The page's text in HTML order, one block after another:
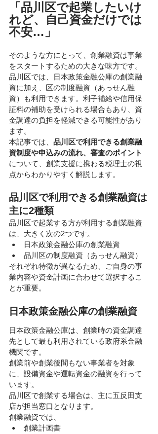
「品川区で起業したいけ
れど、自己資金だけでは
不安…」
そのような方にとって、創業融資は事業
をスタートするための大きな味方です。
品川区では、日本政策金融公庫の創業融
資に加え、区の制度融資（あっせん融
資）も利用できます。利子補給や信用保
証料の補助を受けられる場合もあり、資
金調達の負担を軽減できる可能性があり
ます。
本記事では、 品川区で利用できる創業融
資制度や申込みの流れ、審査のポイント
について、創業支援に携わる税理士の視
点からわかりやすく解説します。
品川区で利用できる創業融資は
主に2種類
品川区で起業する方が利用する創業融資
は、大きく次の2つです。
日本政策金融公庫の創業融資
品川区の制度融資（あっせん融資）
それぞれ特徴が異なるため、ご自身の事
業内容や資金計画に合わせて選択するこ
とが重要。
日本政策金融公庫の創業融資
日本政策金融公庫は、創業時の資金調達
先として最も利用されている政府系金融
機関です。
創業前や創業後間もない事業者を対象
に、設備資金や運転資金の融資を行って
います。
品川区で創業する場合は、主に五反田支
店が担当窓口となります。
創業融資では、
創業計画書